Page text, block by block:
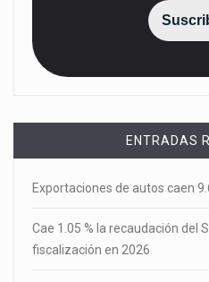
ENTRADAS
Exportaciones de autos caen
Cae 1.05 % la recaudación del
fiscalización en 2026